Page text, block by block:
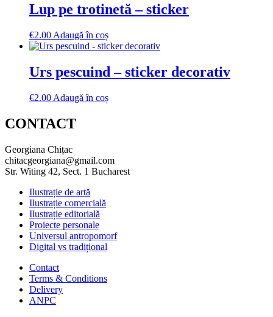
Lup pe trotinetă – sticker
€2.00 Adaugă în coș
Urs pescuind – sticker decorativ
€2.00 Adaugă în coș
CONTACT
Georgiana Chițac
chitacgeorgiana@gmail.com
Str. Witing 42, Sect. 1 Bucharest
Ilustrație de artă
Ilustrație comercială
Ilustrație editorială
Proiecte personale
Universul antropomorf
Digital vs tradițional
Contact
Terms & Conditions
Delivery
ANPC